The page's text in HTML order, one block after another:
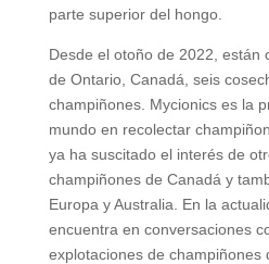
parte superior del hongo.
Desde el otoño de 2022, están
de Ontario, Canadá, seis
champiñones. Mycionics es la
mundo en recolectar
ya ha suscitado el interés de
champiñones de Canadá y
Europa y Australia. En la
encuentra en conversaciones
explotaciones de champiñones